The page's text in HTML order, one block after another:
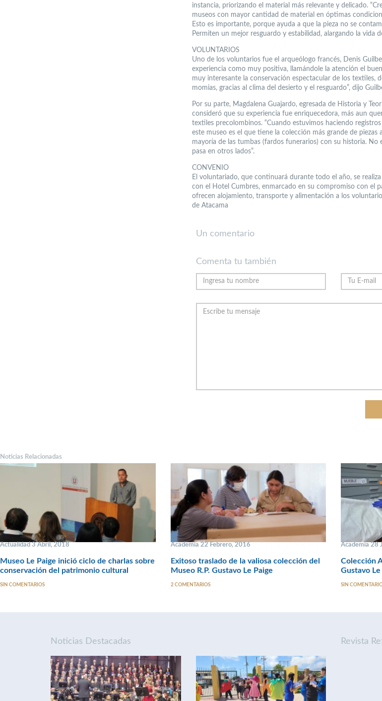
instancia, priorizando el material más relevante y delicado.
museos con mayor cantidad de material en óptimas
Esto es importante, porque ayuda a que la pieza no se
Permiten un mejor resguardo y estabilidad, alargando la vida
VOLUNTARIOS
Uno de los voluntarios fue el arqueólogo francés, Denis
experiencia como muy positiva, llamándole la atención el
muy interesante la conservación espectacular de los textiles,
momias, gracias al clima del desierto y el resguardo”, dijo
Por su parte, Magdalena Guajardo, egresada de Historia y
consideró que su experiencia fue enriquecedora, más aun
textiles precolombinos. “Cuando estuvimos haciendo
este museo es el que tiene la colección más grande de piezas
mayoría de las tumbas (fardos funerarios) con su historia. No
pasa en otros lados”.
CONVENIO
El voluntariado, que continuará durante todo el año, se
con el Hotel Cumbres, enmarcado en su compromiso con el
ofrecen alojamiento, transporte y alimentación a los
de Atacama
Un comentario
Comenta tu también
Noticias Relacionadas
Actualidad 3 Abril, 2018
Museo Le Paige inició ciclo de charlas sobre
conservación del patrimonio cultural
SIN COMENTARIOS
Academia 22 Febrero, 2016
Exitoso traslado de la valiosa colección del
Museo R.P. Gustavo Le Paige
2 COMENTARIOS
Academia 28
Colección
Gustavo Le
SIN
Noticias Destacadas Revista